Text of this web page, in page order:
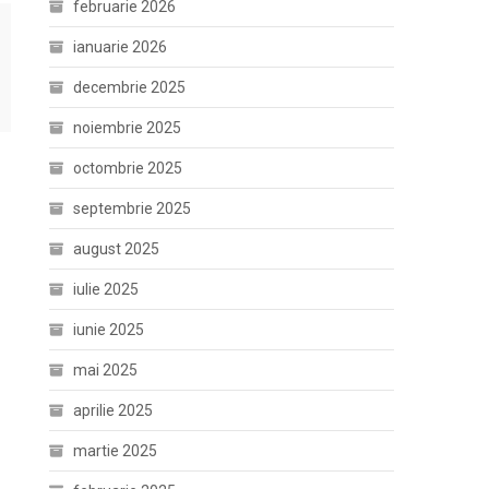
februarie 2026
ianuarie 2026
decembrie 2025
noiembrie 2025
octombrie 2025
septembrie 2025
august 2025
iulie 2025
iunie 2025
mai 2025
aprilie 2025
martie 2025